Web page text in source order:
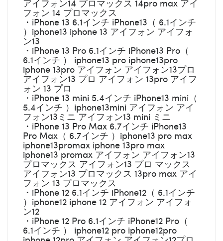
アイフォン14 プロマックス 14pro max アイ
フォン 14 プロマックス
・iPhone 13 6.1インチ iPhone13（ 6.1インチ
）iphone13 iphone 13 アイフォン アイフォ
ン13
・iPhone 13 Pro 6.1インチ iPhone13 Pro（
6.1インチ ） iphone13 pro iphone13pro
iphone 13pro アイフォン アイフォン13プロ
アイフォン13 プロ アイフォン 13pro アイフ
ォン 13 プロ
・iPhone 13 mini 5.4インチ iPhone13 mini（
5.4インチ ）iphone13mini アイフォン アイ
フォン13ミニ アイフォン13 mini ミニ
・iPhone 13 Pro Max 6.7インチ iPhone13
Pro Max（ 6.7インチ ）iphone13 pro max
iphone13promax iphone 13pro max
iphone13 promax アイフォン アイフォン13
プロマックス アイフォン13 プロ マックス
アイフォン13 プロマックス 13pro max アイ
フォン 13 プロマックス
・iPhone 12 6.1インチ iPhone12（ 6.1インチ
）iphone12 iphone 12 アイフォン アイフォ
ン12
・iPhone 12 Pro 6.1インチ iPhone12 Pro（
6.1インチ ） iphone12 pro iphone12pro